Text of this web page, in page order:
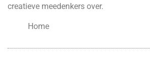
creatieve meedenkers over.
Home